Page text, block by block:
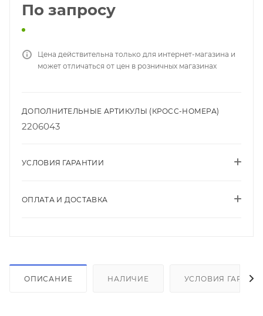
По запросу
Цена действительна только для интернет-магазина и
может отличаться от цен в розничных магазинах
ДОПОЛНИТЕЛЬНЫЕ АРТИКУЛЫ (КРОСС-НОМЕРА)
2206043
УСЛОВИЯ ГАРАНТИИ
ОПЛАТА И ДОСТАВКА
ОПИСАНИЕ НАЛИЧИЕ УСЛОВИЯ